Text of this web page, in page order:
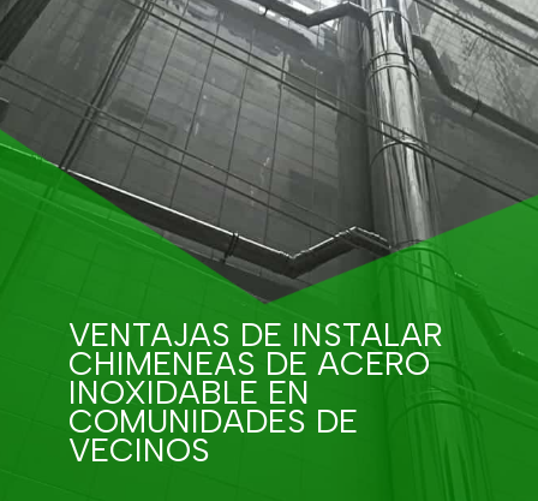
VENTAJAS DE INSTALAR
CHIMENEAS DE ACERO
INOXIDABLE EN
COMUNIDADES DE
VECINOS